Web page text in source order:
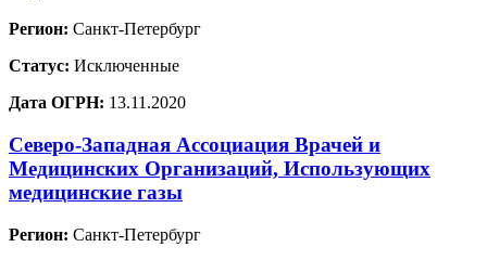
Регион: Санкт-Петербург
Статус: Исключенные
Дата ОГРН: 13.11.2020
Северо-Западная Ассоциация Врачей и
Медицинских Организаций, Использующих
медицинские газы
Регион: Санкт-Петербург